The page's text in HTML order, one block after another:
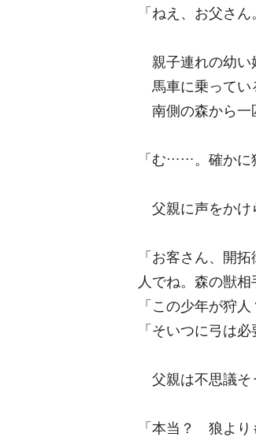
「ねえ、お父さ
親子連れの幼い
馬車に乗ってい
南側の森から一
「む……。確かに
父親に声をかけ
「お客さん、開
人でね。森の獣相
「この少年が狩
「そいつに弓は必
父親は不思議そ
「本当？ 狼より